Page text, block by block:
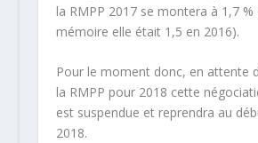
la RMPP 2017 se montera à 1,7 %
mémoire elle était 1,5 en 2016).
Pour le moment donc, en attente
la RMPP pour 2018 cette
est suspendue et reprendra au
2018.